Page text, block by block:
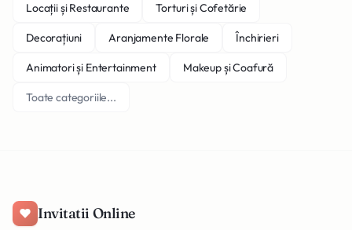
Locații și Restaurante Torturi și Cofetărie
Decorațiuni Aranjamente Florale Închirieri
Animatori și Entertainment Makeup și Coafură
Toate categoriile...
Invitatii Online